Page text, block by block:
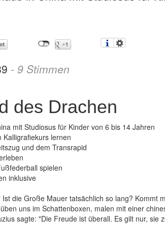
- 9 Stimmen
des Drachen
mit Studiosus für Kinder von 6 bis 14 Jahren
Kalligrafiekurs lernen
und dem Transrapid
spielen
inklusive
die Große Mauer tatsächlich so lang? Kommt
uns im Schattenboxen, malen mit einer
sagte: "Die Freude ist überall. Es gilt nur, sie